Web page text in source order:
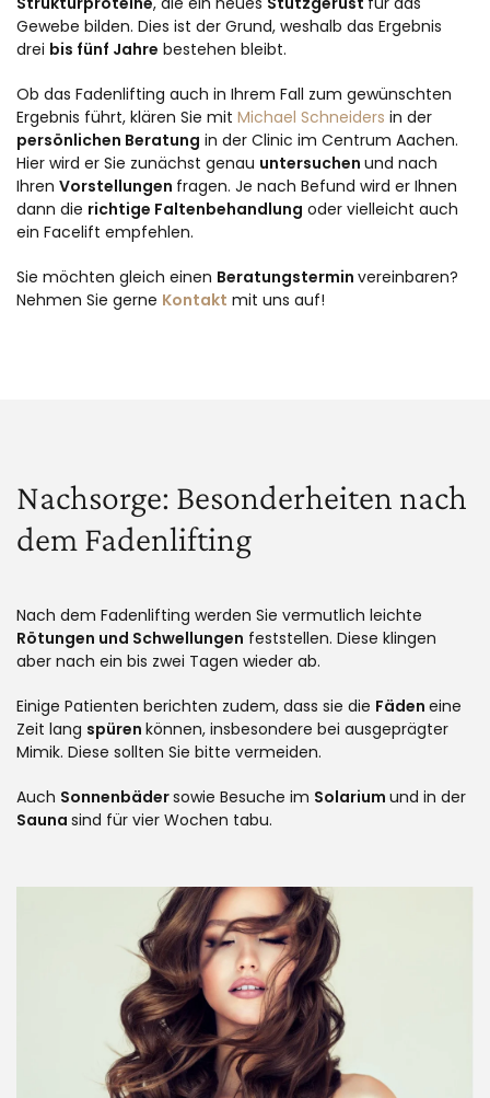
Gewebe bilden. Dies ist der Grund, weshalb das Ergebnis
drei bis fünf Jahre bestehen bleibt.
Ob das Fadenlifting auch in Ihrem Fall zum gewünschten
Ergebnis führt, klären Sie mit Michael Schneiders in der
persönlichen Beratung in der Clinic im Centrum Aachen.
Hier wird er Sie zunächst genau untersuchen und nach
Ihren Vorstellungen fragen. Je nach Befund wird er Ihnen
dann die richtige Faltenbehandlung oder vielleicht auch
ein Facelift empfehlen.
Sie möchten gleich einen Beratungstermin vereinbaren?
Nehmen Sie gerne Kontakt mit uns auf!
Nachsorge: Besonderheiten nach
dem Fadenlifting
Nach dem Fadenlifting werden Sie vermutlich leichte
Rötungen und Schwellungen feststellen. Diese klingen
aber nach ein bis zwei Tagen wieder ab.
Einige Patienten berichten zudem, dass sie die Fäden eine
Zeit lang spüren können, insbesondere bei ausgeprägter
Mimik. Diese sollten Sie bitte vermeiden.
Auch Sonnenbädersowie Besuche im Solarium und in der
Sauna sind für vier Wochen tabu.